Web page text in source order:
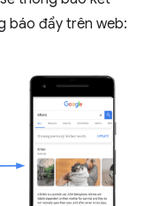
báo đẩy trên web: